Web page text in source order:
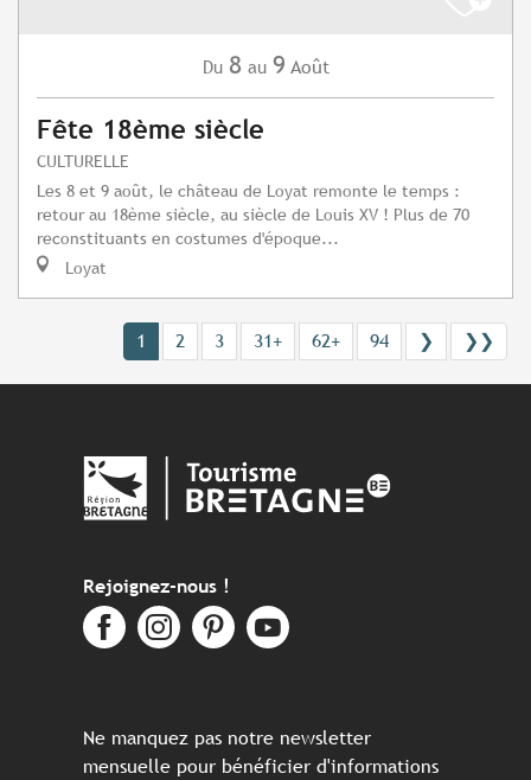
Du 8 au 9 Août
Fête 18ème siècle
CULTURELLE
Les 8 et 9 août, le château de Loyat remonte le temps :
retour au 18ème siècle, au siècle de Louis XV ! Plus de 70
reconstituants en costumes d'époque...
Loyat
1 2 3 31+ 62+ 94 ❯ ❯❯
Rejoignez-nous !
Ne manquez pas notre newsletter
mensuelle pour bénéficier d'informations